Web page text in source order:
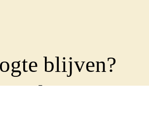
blijven?
je dan op onze